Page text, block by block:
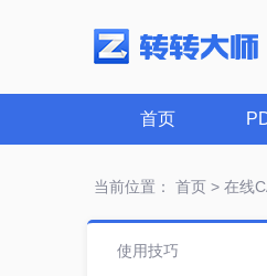
首页
当前位置： 首页> 在线
使用技巧